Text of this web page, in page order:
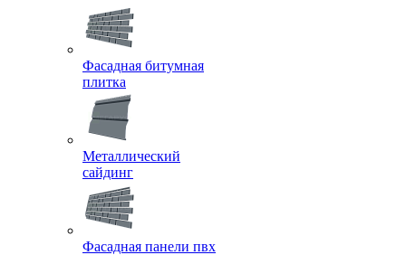
Фасадная битумная
плитка
Металлический
сайдинг
Фасадная панели пвх